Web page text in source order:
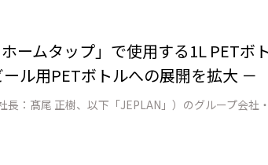
ームタップ」で使用する1L PETボ
ル用PETボトルへの展開を拡大 －